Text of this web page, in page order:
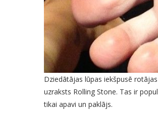
Dziedātājas lūpas iekšpusē
uzraksts Rolling Stone. Tas ir
tikai apavi un paklājs.